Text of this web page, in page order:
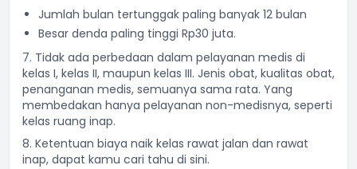
Jumlah bulan tertunggak paling banyak 12 bulan
Besar denda paling tinggi Rp30 juta.
7. Tidak ada perbedaan dalam pelayanan medis di
kelas I, kelas II, maupun kelas III. Jenis obat, kualitas obat,
penanganan medis, semuanya sama rata. Yang
membedakan hanya pelayanan non-medisnya, seperti
kelas ruang inap.
8. Ketentuan biaya naik kelas rawat jalan dan rawat
inap, dapat kamu cari tahu di sini.